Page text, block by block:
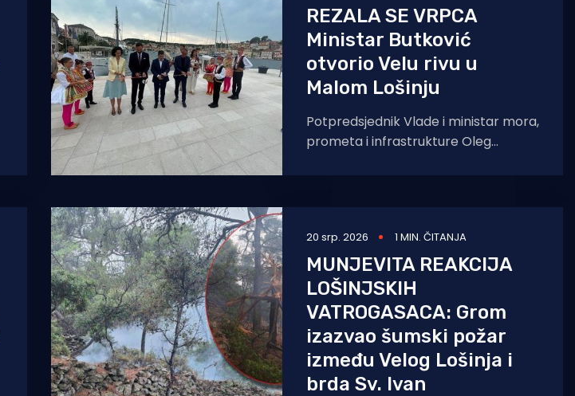
REZALA SE VRPCA
Ministar Butković
otvorio Velu rivu u
Malom Lošinju
Potpredsjednik Vlade i ministar mora,
prometa i infrastrukture Oleg
srpnja 2026. godine, u radnom
20 srp. 2026 1 MIN. ČITANJA
MUNJEVITA REAKCIJA
LOŠINJSKIH
VATROGASACA: Grom
izazvao šumski požar
između Velog Lošinja i
brda Sv. Ivan